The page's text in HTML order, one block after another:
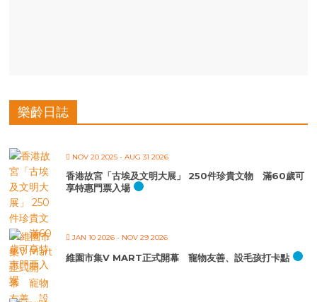
樂齡日誌
NOV 20 2025 - AUG 31 2026
香港故宮「古埃及文明大展」 250件珍貴文物 滿60歲可
享特惠門票入場
JAN 10 2026 - NOV 29 2026
維園市集V MART正式開幕 寵物友善、設毛孩打卡點